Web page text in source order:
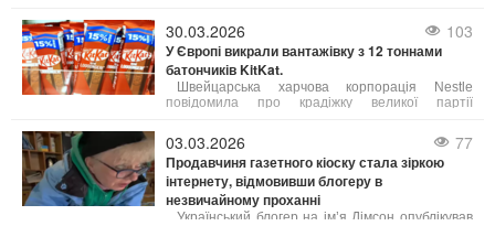
посадковій смузі чоловік раптово відчинив
аварійні двері та намагався вилазити назовні.
30.03.2026 103
У Європі викрали вантажівку з 12 тоннами
батончиків KitKat.
Швейцарська харчова корпорація Nestle
повідомила про крадіжку великої партії
близько 12 тонн. За інформацією DW, інцидент
трапився минулого тижня під час перевезення
продукції.
03.03.2026 77
Продавчиня газетного кіоску стала зіркою
інтернету, відмовивши блогеру в
незвичайному проханні
Український блогер на ім’я Дімсон опублікував